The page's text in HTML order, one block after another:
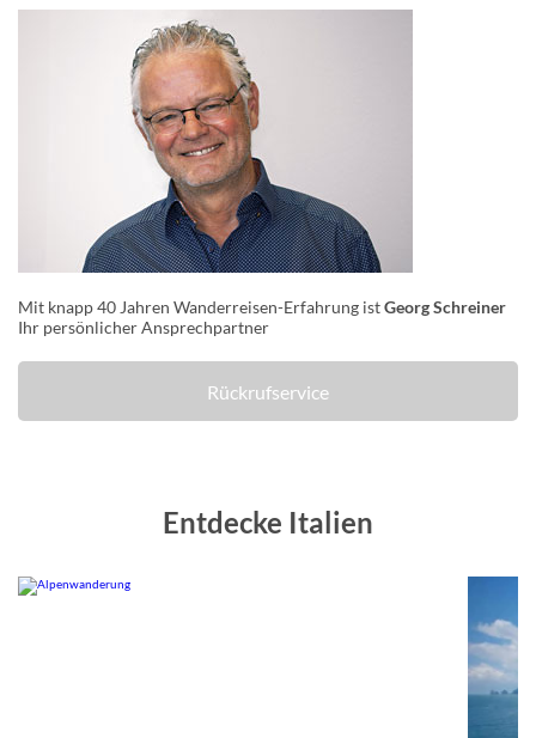
Mit knapp 40 Jahren Wanderreisen-Erfahrung istGeorg Schreiner
Ihr persönlicher Ansprechpartner
Rückrufservice
Entdecke Italien